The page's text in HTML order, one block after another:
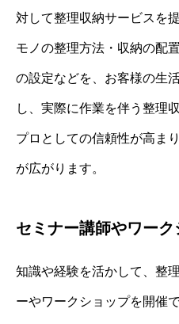
対して整理収納サービスを
モノの整理方法・収納の配
の設定などを、お客様の生
し、実際に作業を伴う整理
プロとしての信頼性が高ま
が広がります。
セミナー講師やワー
知識や経験を活かして、整
ーやワークショップを開催